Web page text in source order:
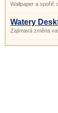
Wallpaper a spořič
Watery
Zajímavá změna